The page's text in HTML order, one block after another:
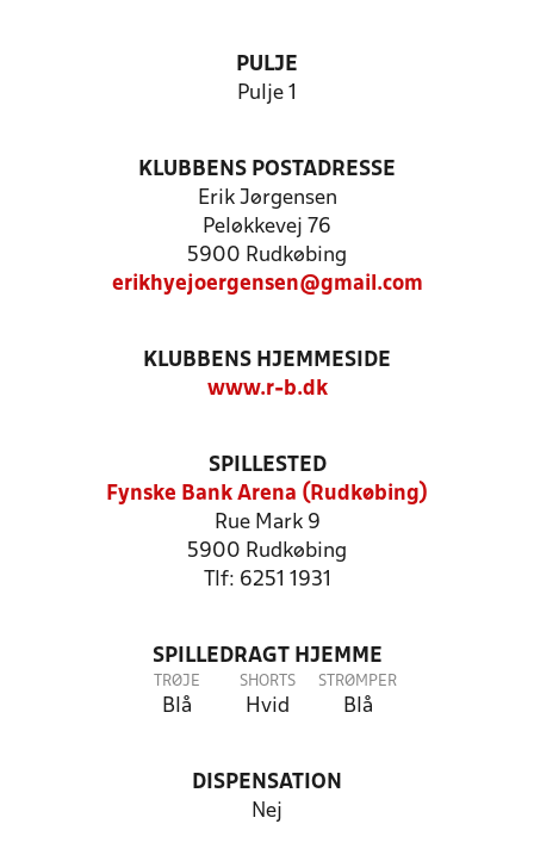
PULJE
Pulje 1
KLUBBENS POSTADRESSE
Erik Jørgensen
Peløkkevej 76
5900 Rudkøbing
erikhyejoergensen@gmail.com
KLUBBENS HJEMMESIDE
www.r-b.dk
SPILLESTED
Fynske Bank Arena (Rudkøbing)
Rue Mark 9
5900 Rudkøbing
Tlf: 6251 1931
SPILLEDRAGT HJEMME
TRØJE
Blå
SHORTS
Hvid
STRØMPER
Blå
DISPENSATION
Nej